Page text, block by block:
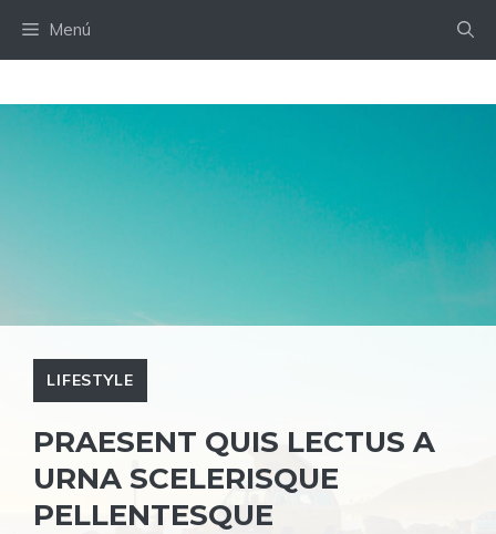
Menú
LIFESTYLE
PRAESENT QUIS LECTUS A
URNA SCELERISQUE
PELLENTESQUE